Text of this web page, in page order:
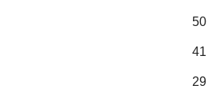
50
41
29